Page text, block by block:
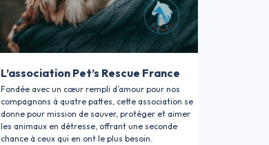
L’association Pet’s Rescue France
Fondée avec un cœur rempli d’amour pour nos
compagnons à quatre pattes, cette association se
donne pour mission de sauver, protéger et aimer
les animaux en détresse, offrant une seconde
chance à ceux qui en ont le plus besoin.